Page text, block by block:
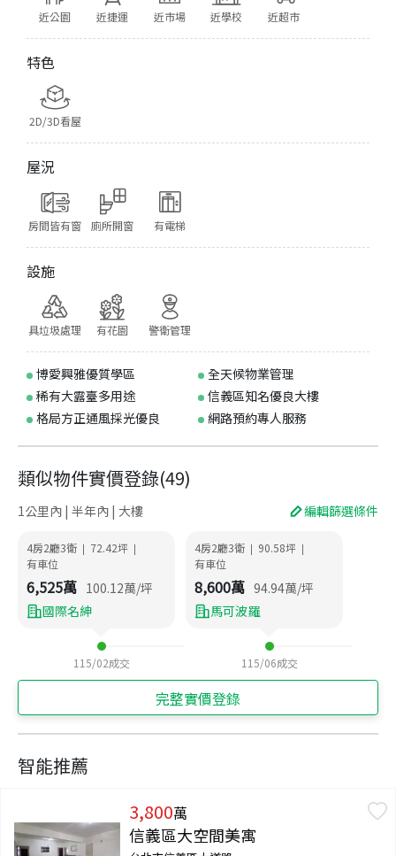
近公園 近捷運 近市場 近學校 近超市
特色
2D/3D看屋
屋況
房間皆有窗 廁所開窗 有電梯
設施
具垃圾處理 有花園 警衛管理
博愛興雅優質學區
全天候物業管理
稀有大露臺多用途
信義區知名優良大樓
格局方正通風採光優良
網路預約專人服務
類似物件實價登錄(49)
1公里內 | 半年內 | 大樓 編輯篩選條件
4房2廳3衛 | 72.42坪 |
有車位
6,525萬 100.12萬/坪
國際名紳
115/02成交
4房2廳3衛 | 90.58坪 |
有車位
8,600萬 94.94萬/坪
馬可波羅
115/06成交
完整實價登錄
智能推薦
3,800萬
信義區大空間美寓